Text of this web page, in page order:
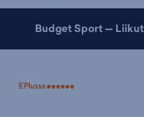
Budget Sport —